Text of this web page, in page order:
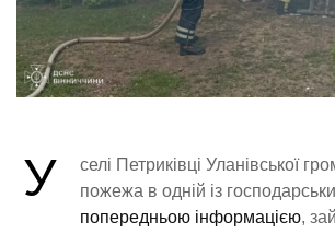
У
селі Петриківці Уланівської
пожежа в одній із
попередньою інформацією,